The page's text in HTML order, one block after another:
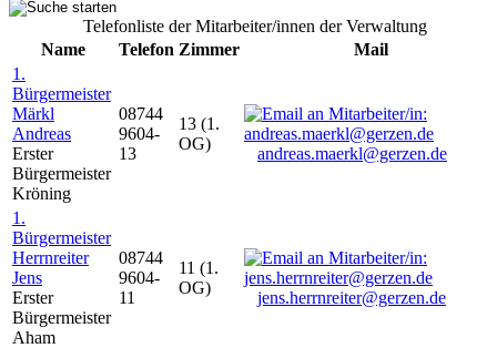
Telefonliste der Mitarbeiter/innen der Verwaltung
Name
Telefon Zimmer
Mail
1.
Bürgermeister
Märkl
Andreas
Erster
Bürgermeister
Kröning
08744
9604-
13
13 (1.
OG)
andreas.maerkl@gerzen.de
1.
Bürgermeister
Herrnreiter
Jens
Erster
Bürgermeister
Aham
08744
9604-
11
11 (1.
OG)
jens.herrnreiter@gerzen.de